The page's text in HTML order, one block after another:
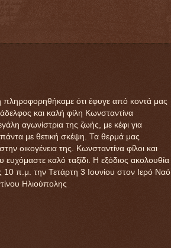
πληροφορηθήκαμε ότι έφυγε από κοντά μας
και καλή φίλη Κωνσταντίνα
αγωνίστρια της ζωής, με κέφι για
πάντα με θετική σκέψη. Τα θερμά μας
οικογένεια της. Κωνσταντίνα φίλοι και
ευχόμαστε καλό ταξίδι. Η εξόδιος ακολουθία
10 π.μ. την Τετάρτη 3 Ιουνίου στον Ιερό Ναό
Ηλιούπολης